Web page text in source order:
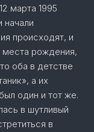
марта 1995
начали
происходят, и
места рождения,
оба в детстве
а их
один и тот же.
в шутливый
в